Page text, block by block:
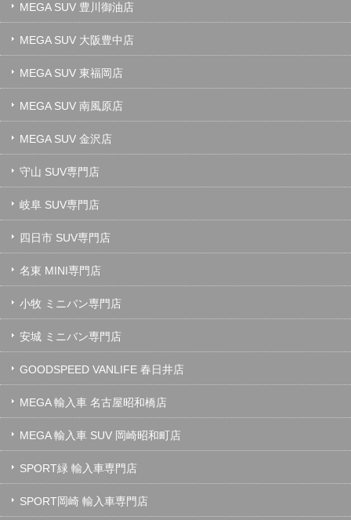
MEGA SUV 豊川御油店
MEGA SUV 大阪豊中店
MEGA SUV 東福岡店
MEGA SUV 南風原店
MEGA SUV 金沢店
守山 SUV専門店
岐阜 SUV専門店
四日市 SUV専門店
名東 MINI専門店
小牧 ミニバン専門店
安城 ミニバン専門店
GOODSPEED VANLIFE 春日井店
MEGA 輸入車 名古屋昭和橋店
MEGA 輸入車 SUV 岡崎昭和町店
SPORT緑 輸入車専門店
SPORT岡崎 輸入車専門店